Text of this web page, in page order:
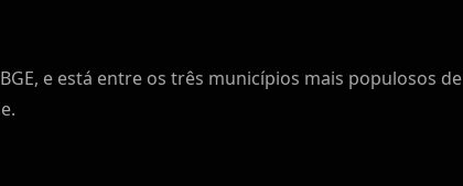
e está entre os três municípios mais populosos de